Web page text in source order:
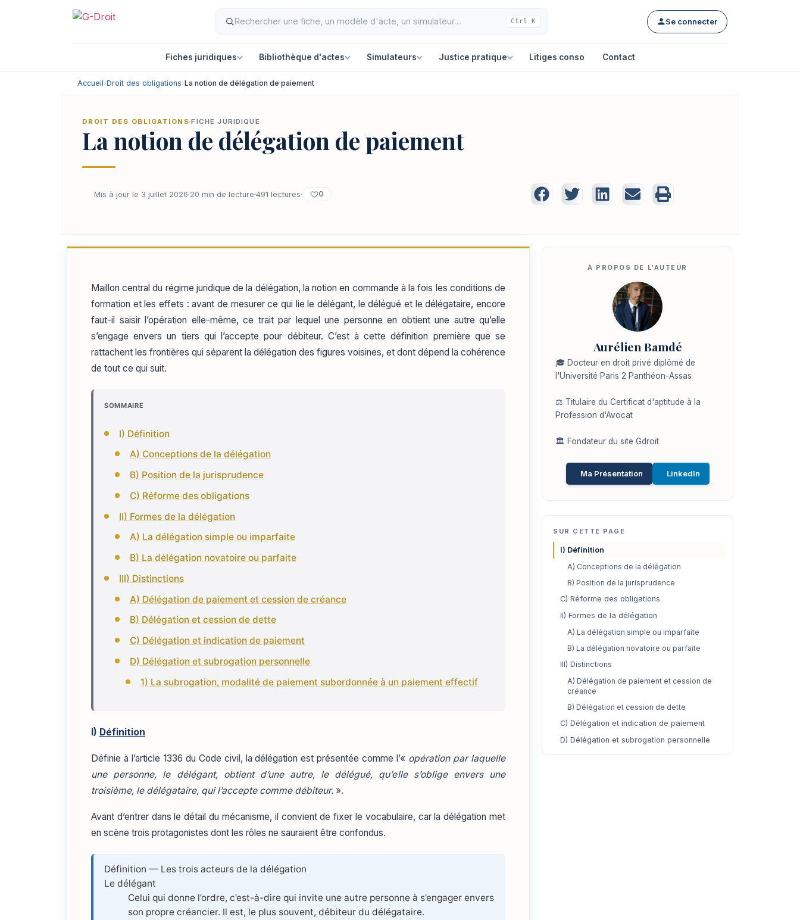
Ctrl K Se connecter
Fiches juridiques Bibliothèque d'actes Simulateurs Justice pratique Litiges conso Contact
Accueil›Droit des obligations›La notion de délégation de paiement
DROIT DES OBLIGATIONS FICHE JURIDIQUE
La notion de délégation de paiement
Mis à jour le 3 juillet 2026 20 min de lecture 491 lectures 0
Maillon central du régime juridique de la délégation, la notion en commande à la fois les conditions de
formation et les effets : avant de mesurer ce qui lie le délégant, le délégué et le délégataire, encore
faut-il saisir l’opération elle-même, ce trait par lequel une personne en obtient une autre qu’elle
s’engage envers un tiers qui l’accepte pour débiteur. C’est à cette définition première que se
rattachent les frontières qui séparent la délégation des figures voisines, et dont dépend la cohérence
de tout ce qui suit.
SOMMAIRE
I) Définition
A) Conceptions de la délégation
B) Position de la jurisprudence
C) Réforme des obligations
II) Formes de la délégation
A) La délégation simple ou imparfaite
B) La délégation novatoire ou parfaite
III) Distinctions
A) Délégation de paiement et cession de créance
B) Délégation et cession de dette
C) Délégation et indication de paiement
D) Délégation et subrogation personnelle
1) La subrogation, modalité de paiement subordonnée à un paiement effectif
I) Définition
Définie à l’article 1336 du Code civil, la délégation est présentée comme l’« opération par laquelle
une personne, le délégant, obtient d’une autre, le délégué, qu’elle s’oblige envers une
troisième, le délégataire, qui l’accepte comme débiteur. ».
Avant d’entrer dans le détail du mécanisme, il convient de fixer le vocabulaire, car la délégation met
en scène trois protagonistes dont les rôles ne sauraient être confondus.
Définition — Les trois acteurs de la délégation
Le délégant
Celui qui donne l’ordre, c’est-à-dire qui invite une autre personne à s’engager envers
son propre créancier. Il est, le plus souvent, débiteur du délégataire.
Aurélien Bamdé
🎓 Docteur en droit privé diplômé de
l'Université Paris 2 Panthéon-Assas
⚖️ Titulaire du Certificat d'aptitude à la
Profession d'Avocat
🏛️ Fondateur du site Gdroit
Ma Présentation LinkedIn
SUR CETTE PAGE
I) Définition
A) Conceptions de la délégation
B) Position de la jurisprudence
C) Réforme des obligations
II) Formes de la délégation
A) La délégation simple ou imparfaite
B) La délégation novatoire ou parfaite
III) Distinctions
A) Délégation de paiement et cession de
créance
B) Délégation et cession de dette
C) Délégation et indication de paiement
D) Délégation et subrogation personnelle